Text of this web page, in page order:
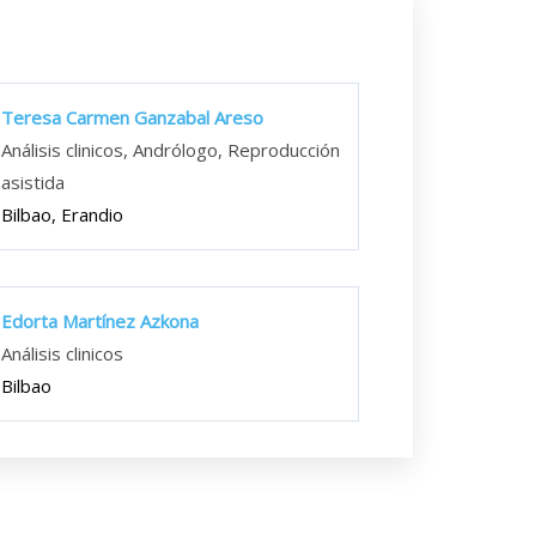
Teresa Carmen Ganzabal Areso
Análisis clinicos, Andrólogo, Reproducción
asistida
Bilbao, Erandio
Edorta Martínez Azkona
Análisis clinicos
Bilbao